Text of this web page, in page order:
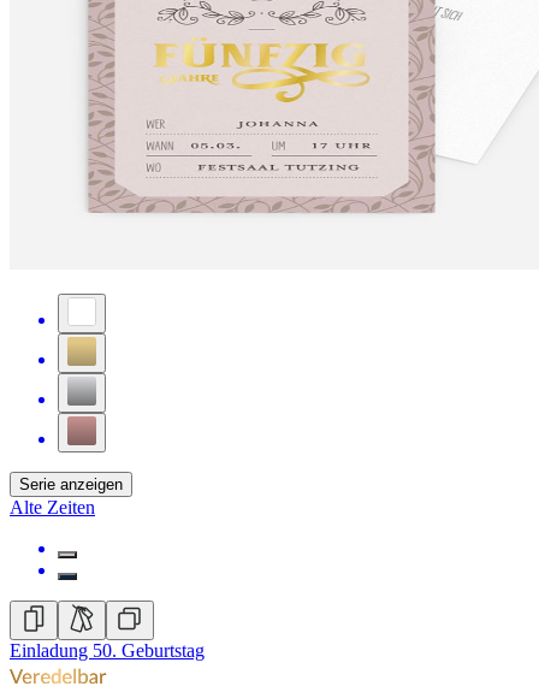
Serie anzeigen
Alte Zeiten
Einladung 50. Geburtstag